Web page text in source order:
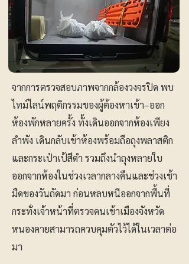
จากการตรวจสอบภาพจากกล้องวงจรปิด พบ
ไทม์ไลน์พฤติกรรมของผู้ต้องหาเข้า–ออก
ห้องพักหลายครั้ง ทั้งเดินออกจากห้องเพียง
ลำพัง เดินกลับเข้าห้องพร้อมถือถุงพลาสติก
และกระเป๋าเป้สีดำ รวมถึงนำถุงหลายใบ
ออกจากห้องในช่วงเวลากลางคืนและช่วงเช้า
มืดของวันถัดมา ก่อนหลบหนีออกจากพื้นที่
กระทั่งเจ้าหน้าที่ตรวจคนเข้าเมืองจังหวัด
หนองคายสามารถควบคุมตัวไว้ได้ในเวลาต่อ
มา